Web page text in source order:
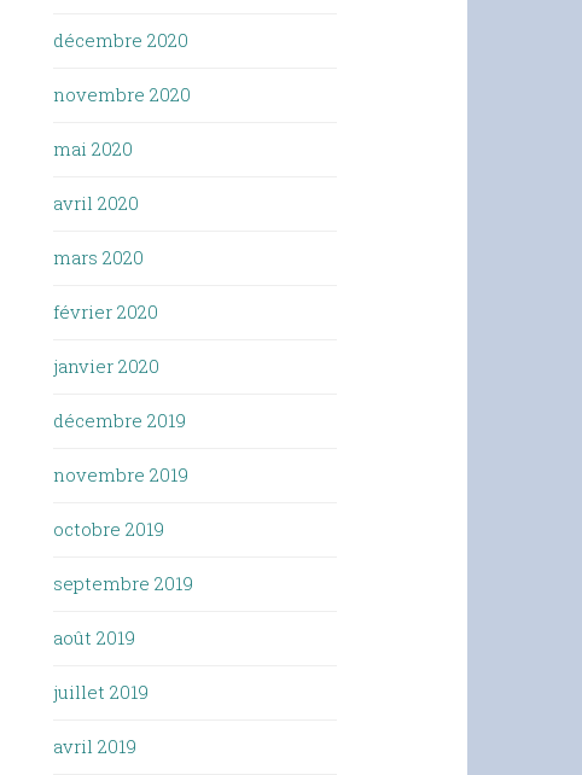
décembre 2020
novembre 2020
mai 2020
avril 2020
mars 2020
février 2020
janvier 2020
décembre 2019
novembre 2019
octobre 2019
septembre 2019
août 2019
juillet 2019
avril 2019